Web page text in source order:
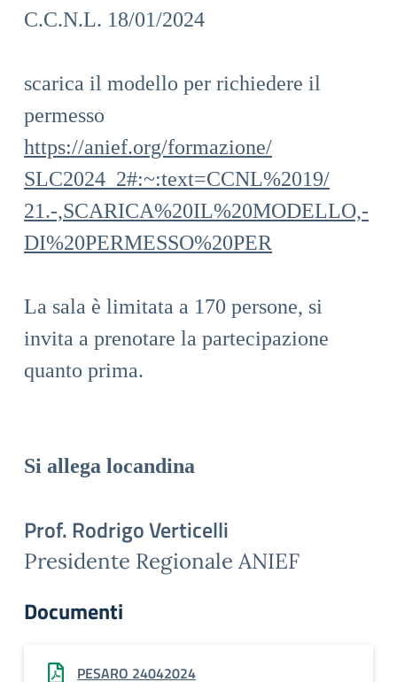
C.C.N.L. 18/01/2024
scarica il modello per richiedere il
permesso
https://anief.org/formazione/
SLC2024_2#:~:text=CCNL%2019/
21.-,SCARICA%20IL%20MODELLO,-
DI%20PERMESSO%20PER
La sala è limitata a 170 persone, si
invita a prenotare la partecipazione
quanto prima.
Si allega locandina
Prof. Rodrigo Verticelli
Presidente Regionale ANIEF
Documenti
PESARO 24042024